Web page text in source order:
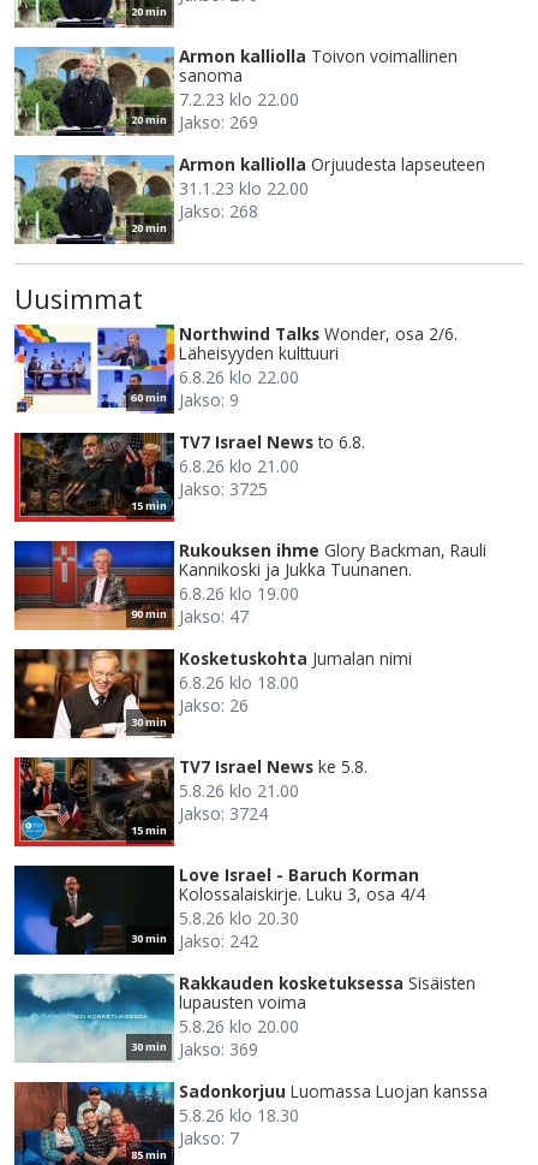
20 min
20 min
Armon kalliolla Toivon voimallinen
sanoma
7.2.23 klo 22.00
Jakso: 269
20 min
Armon kalliolla Orjuudesta lapseuteen
31.1.23 klo 22.00
Jakso: 268
Uusimmat
60 min
Northwind Talks Wonder, osa 2/6.
Läheisyyden kulttuuri
6.8.26 klo 22.00
Jakso: 9
15 min
TV7 Israel News to 6.8.
6.8.26 klo 21.00
Jakso: 3725
90 min
Rukouksen ihme Glory Backman, Rauli
Kannikoski ja Jukka Tuunanen.
6.8.26 klo 19.00
Jakso: 47
30 min
Kosketuskohta Jumalan nimi
6.8.26 klo 18.00
Jakso: 26
15 min
TV7 Israel News ke 5.8.
5.8.26 klo 21.00
Jakso: 3724
30 min
Love Israel - Baruch Korman
Kolossalaiskirje. Luku 3, osa 4/4
5.8.26 klo 20.30
Jakso: 242
30 min
Rakkauden kosketuksessa Sisäisten
lupausten voima
5.8.26 klo 20.00
Jakso: 369
85 min
Sadonkorjuu Luomassa Luojan kanssa
5.8.26 klo 18.30
Jakso: 7